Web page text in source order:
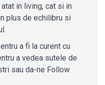
in living, cat si in
plus de echilibru si
a fi la curent cu
a vedea sutele de
sau da-ne Follow